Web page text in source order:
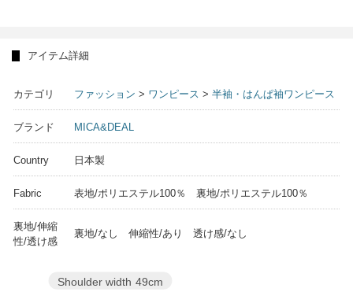
アイテム詳細
カテゴリ ファッション > ワンピース > 半袖・はんぱ袖ワンピース
ブランド MICA&DEAL
Country 日本製
Fabric 表地/ポリエステル100％ 裏地/ポリエステル100％
裏地/伸縮
性/透け感
裏地/なし 伸縮性/あり 透け感/なし
Shoulder width 49cm